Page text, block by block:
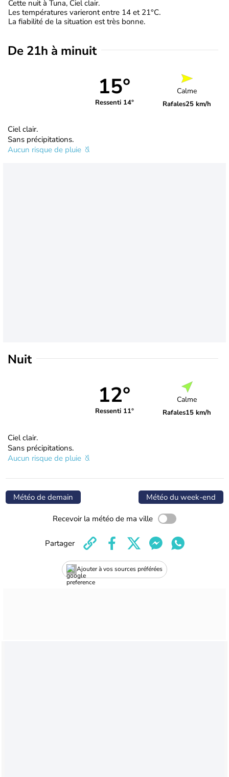
Cette nuit à Tuna, Ciel clair.
Les températures varieront entre 14 et 21°C.
La fiabilité de la situation est très bonne.
De 21h à minuit
15°
Ressenti 14°
Calme
Rafales25 km/h
Ciel clair.
Sans précipitations.
Aucun risque de pluie
Nuit
12°
Ressenti 11°
Calme
Rafales15 km/h
Ciel clair.
Sans précipitations.
Aucun risque de pluie
Météo de demain Météo du week-end
Recevoir la météo de ma ville
Ajouter à vos sources préférées
Partager